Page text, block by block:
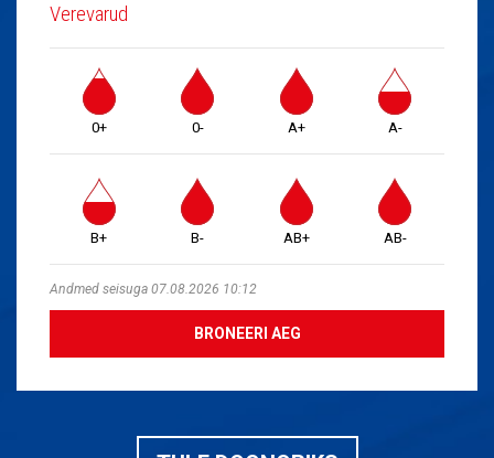
Verevarud
0+ 0- A+ A-
B+ B- AB+ AB-
Andmed seisuga 07.08.2026 10:12
BRONEERI AEG